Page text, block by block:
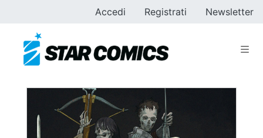
Accedi Registrati Newsletter